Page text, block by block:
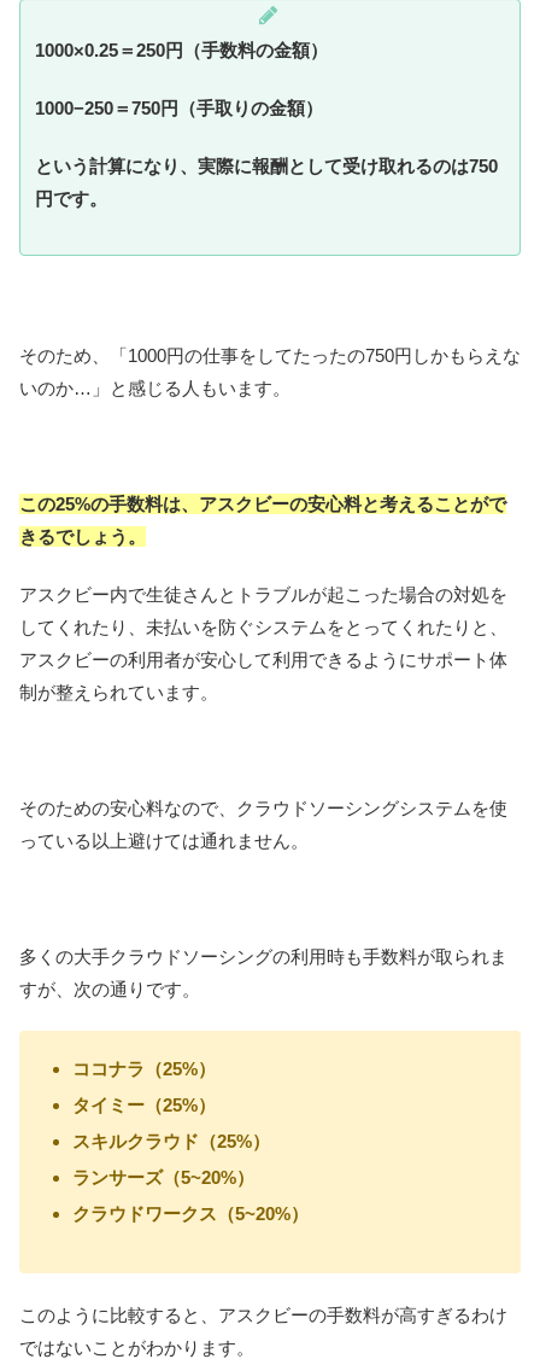
1000×0.25＝250円（手数料の金額）
1000−250＝750円（手取りの金額）
という計算になり、実際に報酬として受け取れるのは750
円です。
そのため、「1000円の仕事をしてたったの750円しかもらえな
いのか…」と感じる人もいます。
この25%の手数料は、アスクビーの安心料と考えることがで
きるでしょう。
アスクビー内で生徒さんとトラブルが起こった場合の対処を
してくれたり、未払いを防ぐシステムをとってくれたりと、
アスクビーの利用者が安心して利用できるようにサポート体
制が整えられています。
そのための安心料なので、クラウドソーシングシステムを使
っている以上避けては通れません。
多くの大手クラウドソーシングの利用時も手数料が取られま
すが、次の通りです。
ココナラ（25%）
タイミー（25%）
スキルクラウド（25%）
ランサーズ（5~20%）
クラウドワークス（5~20%）
このように比較すると、アスクビーの手数料が高すぎるわけ
ではないことがわかります。